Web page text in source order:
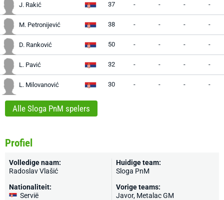
J. Rakić 37 - - - -
M. Petronijević 38 - - - -
D. Ranković 50 - - - -
L. Pavić 32 - - - -
L. Milovanović 30 - - - -
Alle Sloga PnM spelers
Profiel
Volledige naam:
Radoslav Vlašić
Nationaliteit:
Servië
Huidige team:
Sloga PnM
Vorige teams:
Javor, Metalac GM